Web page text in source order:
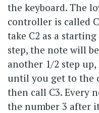
the keyboard. The
controller is called
take C2 as a
step, the note will
another 1/2 step
until you get to the
then call C3. Every
the number 3 after